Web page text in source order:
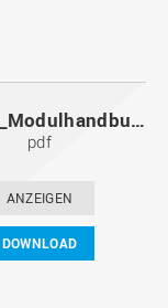
MoPPS_Modulhandbuch_20140601.pdf
pdf
ANZEIGEN
DOWNLOAD